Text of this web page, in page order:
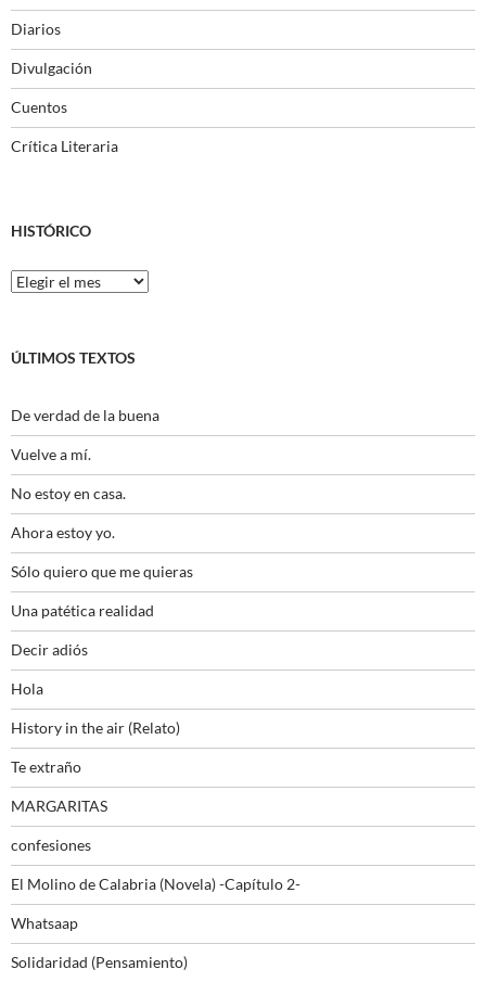
Diarios
Divulgación
Cuentos
Crítica Literaria
HISTÓRICO
Histórico
ÚLTIMOS TEXTOS
De verdad de la buena
Vuelve a mí.
No estoy en casa.
Ahora estoy yo.
Sólo quiero que me quieras
Una patética realidad
Decir adiós
Hola
History in the air (Relato)
Te extraño
MARGARITAS
confesiones
El Molino de Calabria (Novela) -Capítulo 2-
Whatsaap
Solidaridad (Pensamiento)